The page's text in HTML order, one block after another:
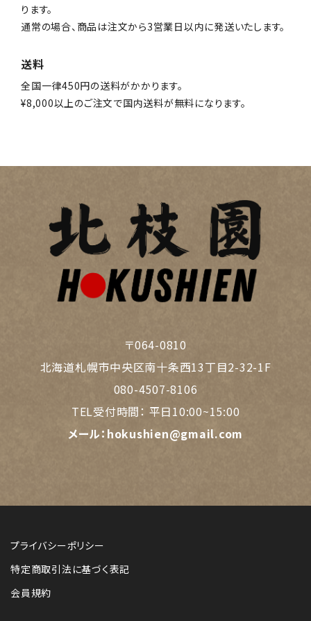
ります。
通常の場合、商品は注文から3営業日以内に発送いたします。
送料
全国一律450円の送料がかかります。
¥8,000以上のご注文で国内送料が無料になります。
〒064-0810
北海道札幌市中央区南十条西13丁目2-32-1F
080-4507-8106
TEL受付時間： 平日10:00~15:00
メール： hokushien@gmail.com
プライバシーポリシー
特定商取引法に基づく表記
会員規約